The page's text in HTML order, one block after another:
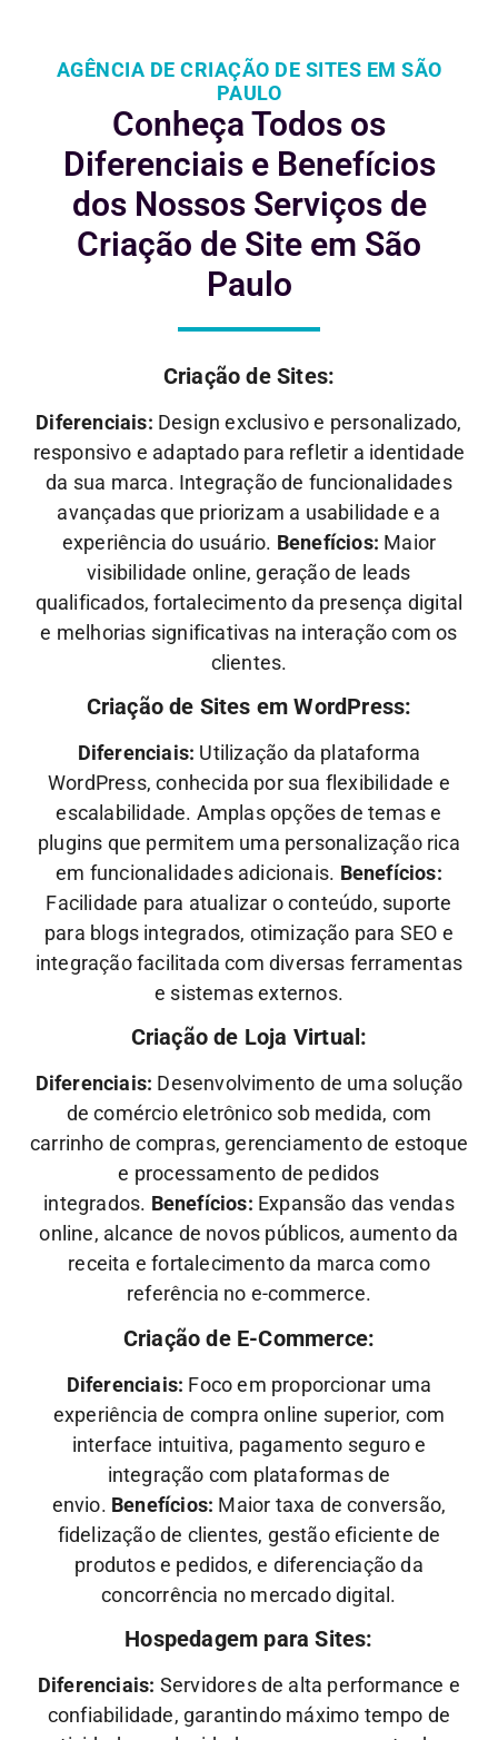
AGÊNCIA DE CRIAÇÃO DE SITES EM SÃO
PAULO
Conheça Todos os
Diferenciais e Benefícios
dos Nossos Serviços de
Criação de Site em São
Paulo
Criação de Sites:
Diferenciais: Design exclusivo e personalizado,
responsivo e adaptado para refletir a identidade
da sua marca. Integração de funcionalidades
avançadas que priorizam a usabilidade e a
experiência do usuário. Benefícios: Maior
visibilidade online, geração de leads
qualificados, fortalecimento da presença digital
e melhorias significativas na interação com os
clientes.
Criação de Sites em WordPress:
Diferenciais: Utilização da plataforma
WordPress, conhecida por sua flexibilidade e
escalabilidade. Amplas opções de temas e
plugins que permitem uma personalização rica
em funcionalidades adicionais. Benefícios:
Facilidade para atualizar o conteúdo, suporte
para blogs integrados, otimização para SEO e
integração facilitada com diversas ferramentas
e sistemas externos.
Criação de Loja Virtual:
Diferenciais: Desenvolvimento de uma solução
de comércio eletrônico sob medida, com
carrinho de compras, gerenciamento de estoque
e processamento de pedidos
integrados. Benefícios: Expansão das vendas
online, alcance de novos públicos, aumento da
receita e fortalecimento da marca como
referência no e-commerce.
Criação de E-Commerce:
Diferenciais: Foco em proporcionar uma
experiência de compra online superior, com
interface intuitiva, pagamento seguro e
integração com plataformas de
envio. Benefícios: Maior taxa de conversão,
fidelização de clientes, gestão eficiente de
produtos e pedidos, e diferenciação da
concorrência no mercado digital.
Hospedagem para Sites:
Diferenciais: Servidores de alta performance e
confiabilidade, garantindo máximo tempo de